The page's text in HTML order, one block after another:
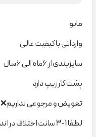
مایو
وارداتی با کیفیت عالی
سایزبندی از ۶ماه الی ۶سال
پشت کار زیپ دارد
تعویض و مرجوعی نداریم❌
لطفا 1-3 سانت اختلاف در اندازه گیری را لحاظ کنید